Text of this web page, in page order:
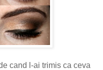
cand l-ai trimis ca ceva